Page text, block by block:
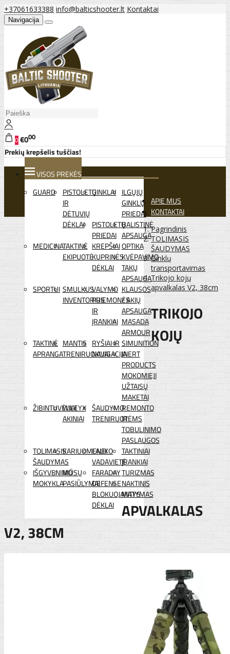
+37061633388 info@balticshooter.lt Kontaktai
Navigacija
0€000
Prekių krepšelis tuščias!
VISOS PREKĖS
GUARD
PISTOLETŲ
IR
DĖTUVIŲ
DĖKLAI
GINKLAI ILGŲJŲ
GINKLŲ
PRIEDAI
PISTOLETŲ
PRIEDAI
BALISTINĖ
APSAUGA
MEDICINATAKTINĖ
EKIPUOTĖ
KREPŠIAI
KUPRINĖS
DĖKLAI
OPTIKA
KVĖPAVIMO
TAKŲ
APSAUGA
SPORTUI SMULKUS
INVENTORIUS
VALYMO
PRIEMONĖS
IR
ĮRANKIAI
KLAUSOS
/ AKIŲ
APSAUGA
MASADA
ARMOUR
TAKTINĖ
APRANGA
MANTIS
TRENIRUOKLIAI
RYŠIAI IR
NAVIGACIJA
SIMUNITION
INERT
PRODUCTS
MOKOMIEJI
UŽTAISŲ
MAKETAI
ŽIBINTUVĖLIAI
WILEYX
AKINIAI
ŠAUDYMO
TRENIRUOTĖMS
REMONTO
IR
TOBULINIMO
PASLAUGOS
TOLIMASIS
ŠAUDYMAS
KARIUOMENEI
LAUKO
VADAVIETĖ
TAKTINIAI
ĮRANKIAI
IŠGYVENIMO
MOKYKLA
MŪSŲ
PASIŪLYMAI
FARADAY
DEFENSE
BLOKUOJANTYS
DĖKLAI
TURIZMAS
NAKTINIS
MATYMAS
APIE MUS
KONTAKTAI
Pagrindinis
TOLIMASIS
ŠAUDYMAS
Ginklų
transportavimas
Trikojo kojų
apvalkalas V2, 38cm
TRIKOJO
KOJŲ
APVALKALAS
V2, 38CM